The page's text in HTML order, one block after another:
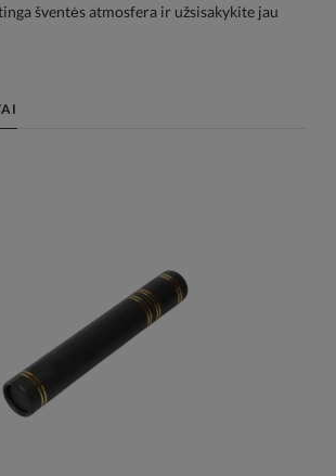
šventės atmosfera ir užsisakykite jau